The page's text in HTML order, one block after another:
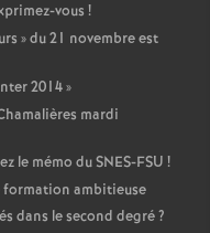
vous !
» du 21 novembre est
2014»
mardi
le mémo du SNES-FSU !
formation ambitieuse
dans le second degré?